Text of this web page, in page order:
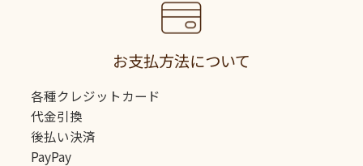
お支払方法について
各種クレジットカード
代金引換
後払い決済
PayPay